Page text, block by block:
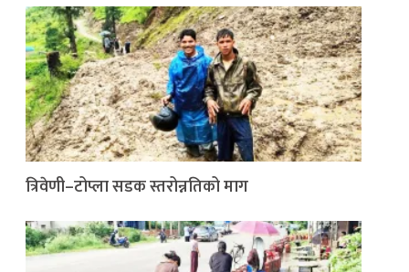
त्रिवेणी–टोप्ला सडक स्तरोन्नतिको माग